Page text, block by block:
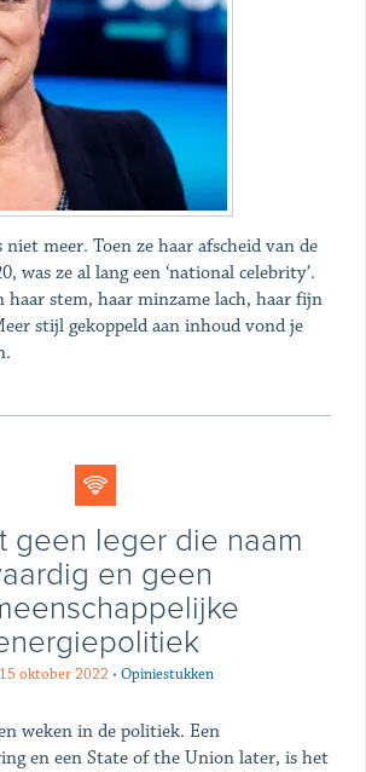
meer. Toen ze haar afscheid van de
was ze al lang een ‘national celebrity’.
haar stem, haar minzame lach, haar fijn
stijl gekoppeld aan inhoud vond je
geen leger die naam
en geen
15 oktober 2022 • Opiniestukken
weken in de politiek. Een
en een State of the Union later, is het